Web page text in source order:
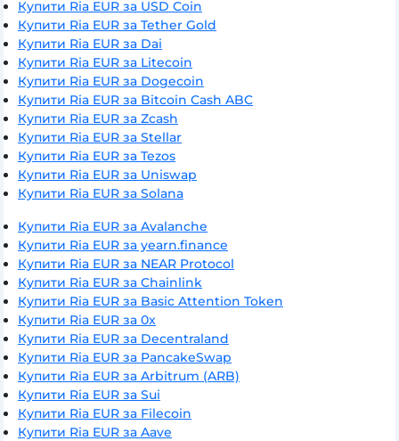
Купити Ria EUR за USD Coin
Купити Ria EUR за Tether Gold
Купити Ria EUR за Dai
Купити Ria EUR за Litecoin
Купити Ria EUR за Dogecoin
Купити Ria EUR за Bitcoin Cash ABC
Купити Ria EUR за Zcash
Купити Ria EUR за Stellar
Купити Ria EUR за Tezos
Купити Ria EUR за Uniswap
Купити Ria EUR за Solana
Купити Ria EUR за Avalanche
Купити Ria EUR за yearn.finance
Купити Ria EUR за NEAR Protocol
Купити Ria EUR за Chainlink
Купити Ria EUR за Basic Attention Token
Купити Ria EUR за 0x
Купити Ria EUR за Decentraland
Купити Ria EUR за PancakeSwap
Купити Ria EUR за Arbitrum (ARB)
Купити Ria EUR за Sui
Купити Ria EUR за Filecoin
Купити Ria EUR за Aave